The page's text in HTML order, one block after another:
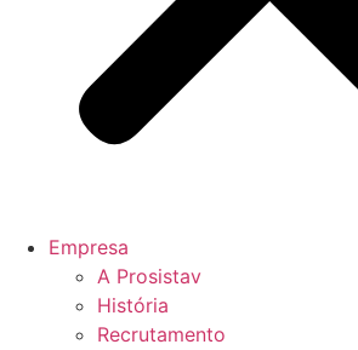
Empresa
A Prosistav
História
Recrutamento